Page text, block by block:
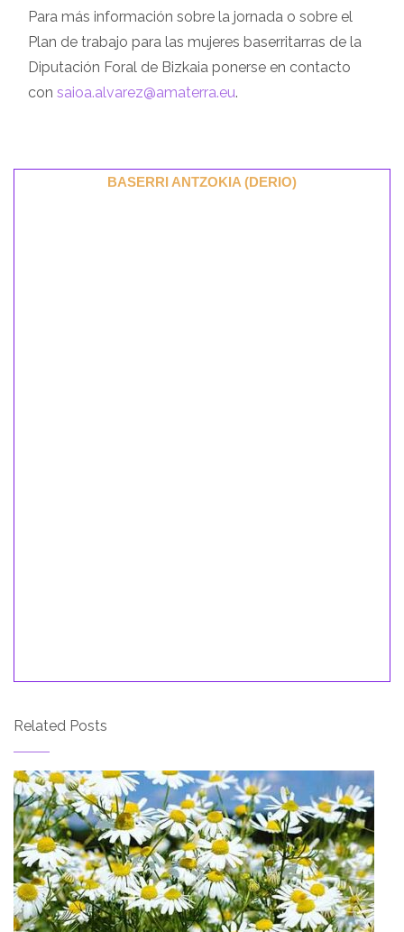
Para más información sobre la jornada o sobre el
Plan de trabajo para las mujeres baserritarras de la
Diputación Foral de Bizkaia ponerse en contacto
con saioa.alvarez@amaterra.eu.
BASERRI ANTZOKIA (DERIO)
Related Posts